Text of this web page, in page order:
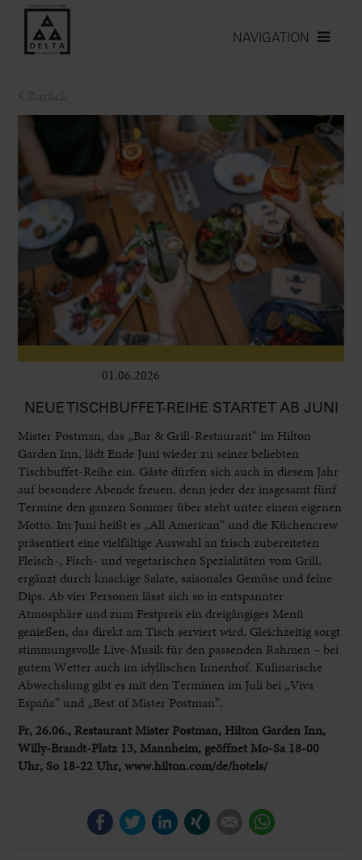
NAVIGATION
01.06.2026
NEUE TISCHBUFFET-REIHE STARTET AB JUNI
Mister Postman, das „Bar & Grill-Restaurant“ im Hilton
Garden Inn, lädt Ende Juni wieder zu seiner beliebten
Tischbuffet-Reihe ein. Gäste dürfen sich auch in diesem Jahr
auf besondere Abende freuen, denn jeder der insgesamt fünf
Termine den ganzen Sommer über steht unter einem eigenen
Motto. Im Juni heißt es „All American“ und die Küchencrew
präsentiert eine vielfältige Auswahl an frisch zubereiteten
Fleisch-, Fisch- und vegetarischen Spezialitäten vom Grill,
ergänzt durch knackige Salate, saisonales Gemüse und feine
Dips. Ab vier Personen lässt sich so in entspannter
Atmosphäre und zum Festpreis ein dreigängiges Menü
genießen, das direkt am Tisch serviert wird. Gleichzeitig sorgt
stimmungsvolle Live-Musik für den passenden Rahmen – bei
gutem Wetter auch im idyllischen Innenhof. Kulinarische
Abwechslung gibt es mit den Terminen im Juli bei „Viva
España“ und „Best of Mister Postman“.
Fr, 26.06., Restaurant Mister Postman, Hilton Garden Inn,
Willy-Brandt-Platz 13, Mannheim, geöffnet Mo-Sa 18-00
Uhr, So 18-22 Uhr, www.hilton.com/de/hotels/
FacebookTwitterLinkedIn E-mail